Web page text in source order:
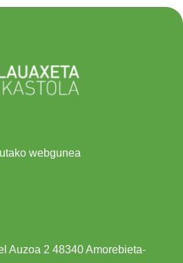
webgunea
Auzoa 2 48340 Amorebieta-